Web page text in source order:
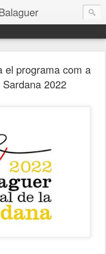
el programa com a
2022